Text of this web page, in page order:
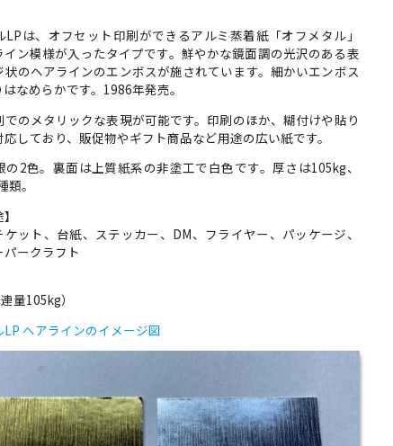
LPは、オフセット印刷ができるアルミ蒸着紙「オフメタル」
イン模様が入ったタイプです。鮮やかな鏡面調の光沢のある表
状のヘアラインのエンボスが施されています。細かいエンボス
なめらかです。1986年発売。
でのメタリックな表現が可能です。印刷のほか、糊付けや貼り
しており、販促物やギフト商品など用途の広い紙です。
の2色。裏面は上質紙系の非塗工で白色です。厚さは105kg、
。
ケット、台紙、ステッカー、DM、フライヤー、パッケージ、
パークラフト
量105kg）
LP ヘアラインのイメージ図